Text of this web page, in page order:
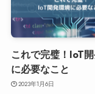
これで完璧！IoT
に必要なこと
2023年1月6日